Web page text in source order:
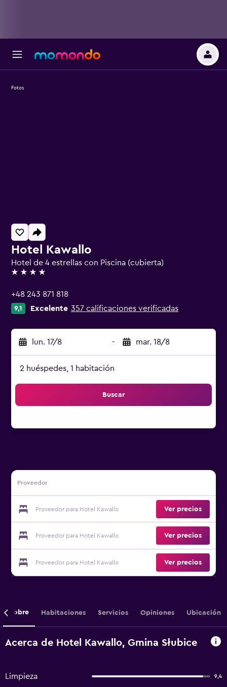
Hotel Kawallo
Hotel de 4 estrellas con Piscina (cubierta)
4 estrellas
+48 243 871 818
9,1 Excelente 357 calificaciones verificadas
lun. 17/8 - mar. 18/8
2 huéspedes, 1 habitación
Buscar
Proveedor
Proveedor para Hotel Kawallo Ver precios
Proveedor para Hotel Kawallo Ver precios
Proveedor para Hotel Kawallo Ver precios
Fotos
Sobre Habitaciones Servicios Opiniones Ubicación
Acerca de Hotel Kawallo, Gmina Słubice
Limpieza 9,4